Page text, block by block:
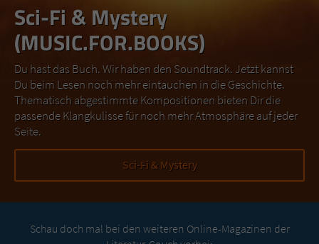
Sci-Fi & Mystery
(MUSIC.FOR.BOOKS)
Du hast das Buch. Wir haben den Soundtrack. Jetzt kannst
Du beim Lesen noch mehr eintauchen in die Geschichte.
Thematisch abgestimmte Kompositionen bieten Dir die
passende Klangkulisse für noch mehr Atmosphäre auf jeder
Seite.
Sci-Fi & Mystery
Schau doch mal bei den weiteren Online-Magazinen der